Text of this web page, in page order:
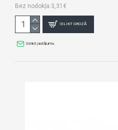
Bez nodokļa:3,31€
IELIKT GROZĀ
Uzdot jautājumu